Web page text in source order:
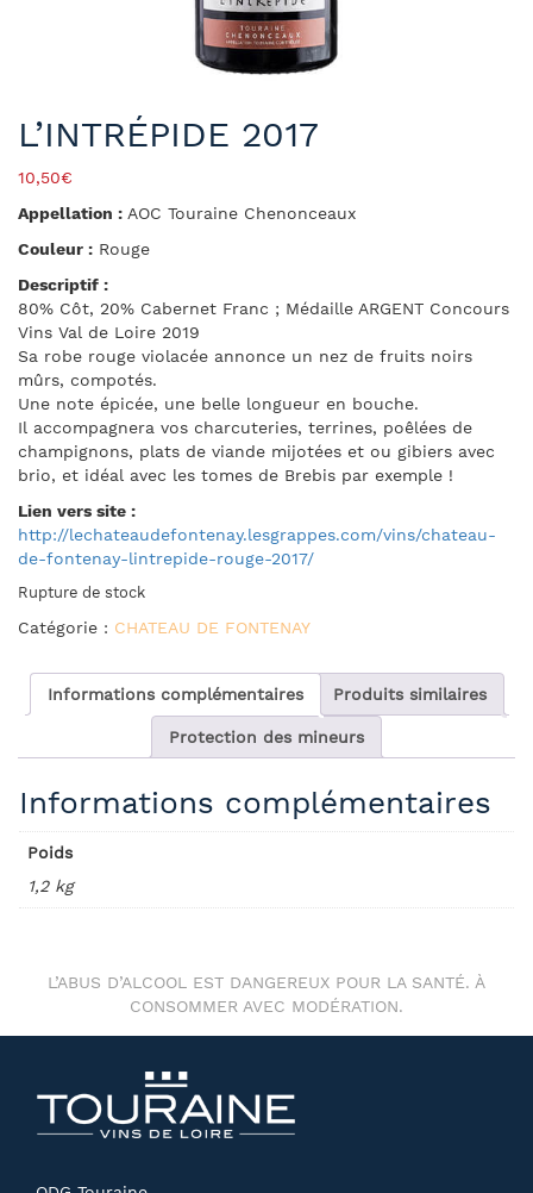
L’INTRÉPIDE 2017
10,50€
Appellation : AOC Touraine Chenonceaux
Couleur : Rouge
Descriptif :
80% Côt, 20% Cabernet Franc ; Médaille ARGENT Concours
Vins Val de Loire 2019
Sa robe rouge violacée annonce un nez de fruits noirs
mûrs, compotés.
Une note épicée, une belle longueur en bouche.
Il accompagnera vos charcuteries, terrines, poêlées de
champignons, plats de viande mijotées et ou gibiers avec
brio, et idéal avec les tomes de Brebis par exemple !
Lien vers site :
http://lechateaudefontenay.lesgrappes.com/vins/chateau-
de-fontenay-lintrepide-rouge-2017/
Rupture de stock
Catégorie : CHATEAU DE FONTENAY
Informations complémentaires Produits similaires
Protection des mineurs
Informations complémentaires
Poids
1,2 kg
L’ABUS D’ALCOOL EST DANGEREUX POUR LA SANTÉ. À
CONSOMMER AVEC MODÉRATION.